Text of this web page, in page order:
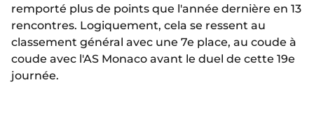
remporté plus de points que l'année dernière en 13
rencontres. Logiquement, cela se ressent au
classement général avec une 7e place, au coude à
coude avec l'AS Monaco avant le duel de cette 19e
journée.